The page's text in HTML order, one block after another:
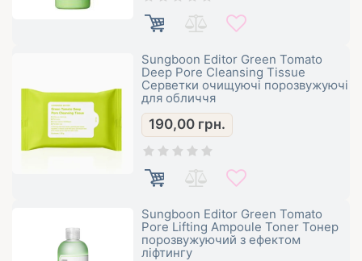
Sungboon Editor Green Tomato
Deep Pore Cleansing Tissue
Серветки очищуючі порозвужуючі
для обличчя
190,00 грн.
Sungboon Editor Green Tomato
Pore Lifting Ampoule Toner Тонер
порозвужуючий з ефектом
ліфтингу